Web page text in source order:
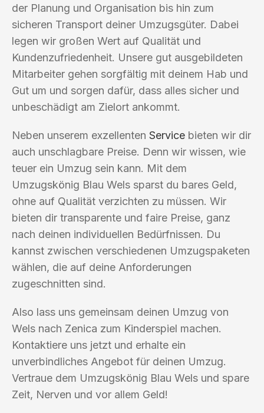
der Planung und Organisation bis hin zum
sicheren Transport deiner Umzugsgüter. Dabei
legen wir großen Wert auf Qualität und
Kundenzufriedenheit. Unsere gut ausgebildeten
Mitarbeiter gehen sorgfältig mit deinem Hab und
Gut um und sorgen dafür, dass alles sicher und
unbeschädigt am Zielort ankommt.
Neben unserem exzellenten Service bieten wir dir
auch unschlagbare Preise. Denn wir wissen, wie
teuer ein Umzug sein kann. Mit dem
Umzugskönig Blau Wels sparst du bares Geld,
ohne auf Qualität verzichten zu müssen. Wir
bieten dir transparente und faire Preise, ganz
nach deinen individuellen Bedürfnissen. Du
kannst zwischen verschiedenen Umzugspaketen
wählen, die auf deine Anforderungen
zugeschnitten sind.
Also lass uns gemeinsam deinen Umzug von
Wels nach Zenica zum Kinderspiel machen.
Kontaktiere uns jetzt und erhalte ein
unverbindliches Angebot für deinen Umzug.
Vertraue dem Umzugskönig Blau Wels und spare
Zeit, Nerven und vor allem Geld!